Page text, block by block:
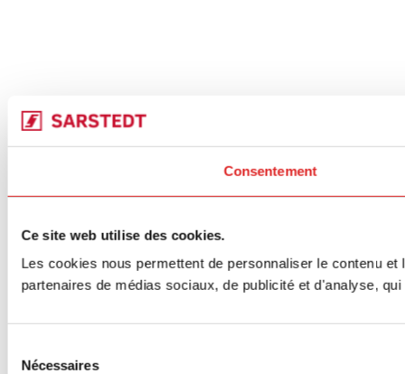
Consentement
Ce site web utilise des cookies.
Les cookies nous permettent de personnaliser le contenu
partenaires de médias sociaux, de publicité et d'analyse,
Nécessaires